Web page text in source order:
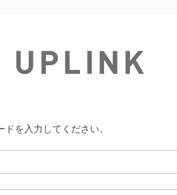
を入力してください。